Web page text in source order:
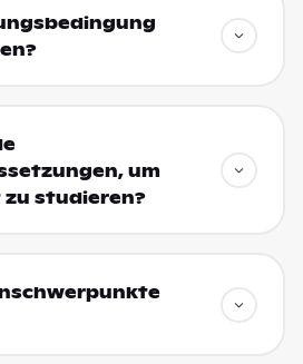
um
zu studieren?